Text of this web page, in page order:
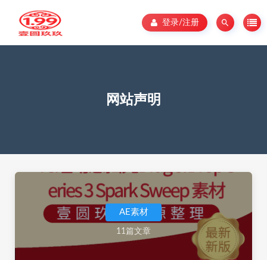
登录/注册
网站声明
AE素材
11篇文章